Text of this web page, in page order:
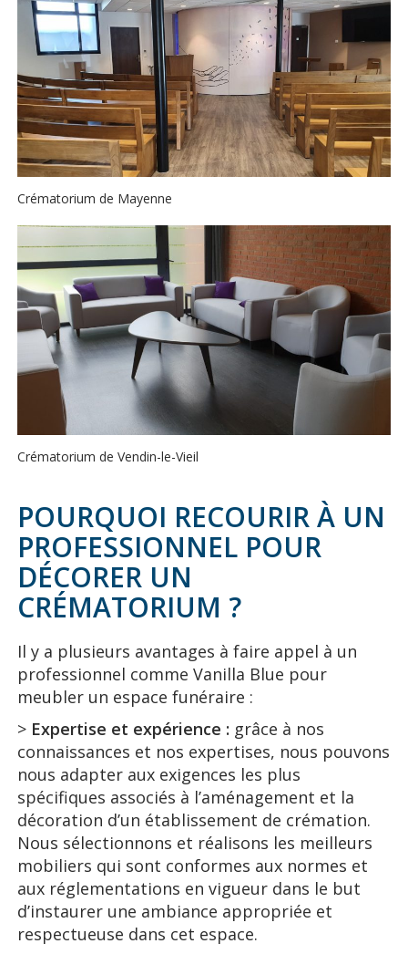
Crématorium de Mayenne
Crématorium de Vendin-le-Vieil
POURQUOI RECOURIR À UN
PROFESSIONNEL POUR
DÉCORER UN
CRÉMATORIUM ?
Il y a plusieurs avantages à faire appel à un
professionnel comme Vanilla Blue pour
meubler un espace funéraire :
> Expertise et expérience : grâce à nos
connaissances et nos expertises, nous pouvons
nous adapter aux exigences les plus
spécifiques associés à l’aménagement et la
décoration d’un établissement de crémation.
Nous sélectionnons et réalisons les meilleurs
mobiliers qui sont conformes aux normes et
aux réglementations en vigueur dans le but
d’instaurer une ambiance appropriée et
respectueuse dans cet espace.